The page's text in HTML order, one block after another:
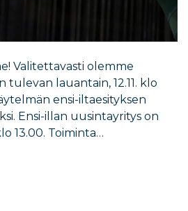
Valitettavasti olemme
lauantain, 12.11. klo
ensi-iltaesityksen
Ensi-illan uusintayritys on
13.00. Toiminta…